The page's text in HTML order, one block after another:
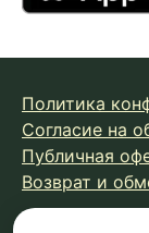
Политика
Согласие на
Публичная
Возврат и